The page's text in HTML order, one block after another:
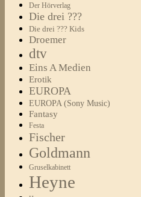
Der Hörverlag
Die drei ???
Die drei ??? Kids
Droemer
dtv
Eins A Medien
Erotik
EUROPA
EUROPA (Sony Music)
Fantasy
Festa
Fischer
Goldmann
Gruselkabinett
Heyne